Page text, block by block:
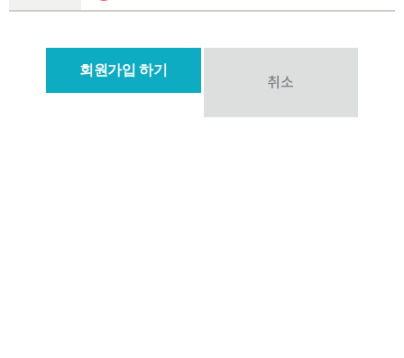
미만 아동의 개인정보를 조회하거나 수정할 수 있으며 가입해지를 요청할
이용자 혹은 만 14세 미만 아동의 개인정보 조회 및 수정을 위해서는
"개인정보변경" (또는 "회원정보수정" 등)을 가입해지(동의철회)를
위해서는 "회원탈퇴"를 클릭하여 본인 확인 절차를 거치신 후 직접 열람,
취소